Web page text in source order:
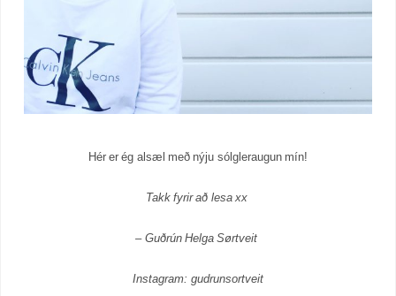
Hér er ég alsæl með nýju sólgleraugun mín!
Takk fyrir að lesa xx
– Guðrún Helga Sørtveit
Instagram: gudrunsortveit